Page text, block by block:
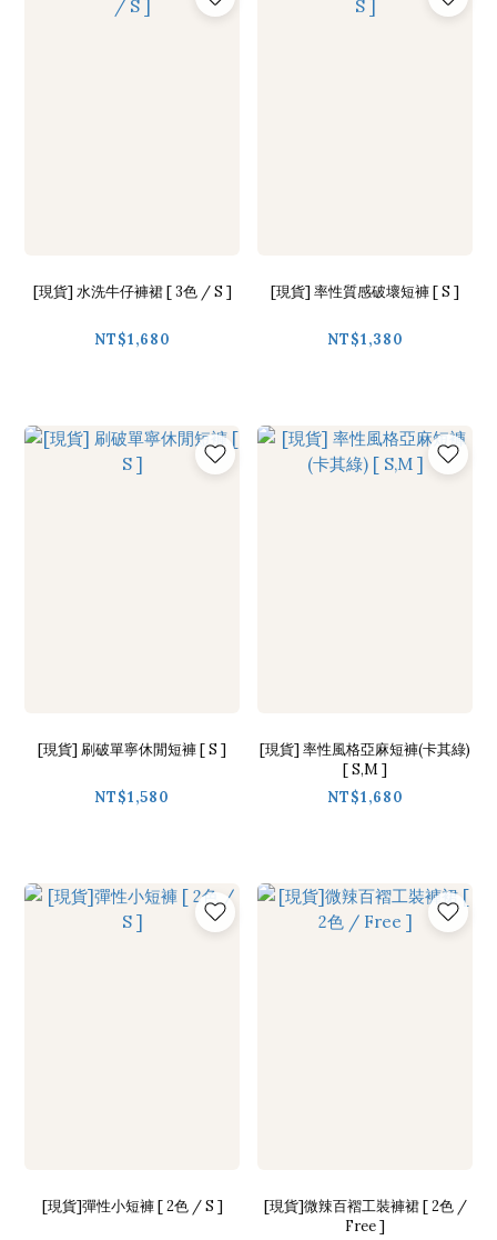
[現貨] 水洗牛仔褲裙 [ 3色 / S ]
NT$1,680
[現貨] 率性質感破壞短褲 [ S ]
NT$1,380
[現貨] 刷破單寧休閒短褲 [ S ]
NT$1,580
[現貨] 率性風格亞麻短褲(卡其綠)
[ S,M ]
NT$1,680
[現貨]彈性小短褲 [ 2色 / S ]
[現貨]微辣百褶工裝褲裙 [ 2色 /
Free ]